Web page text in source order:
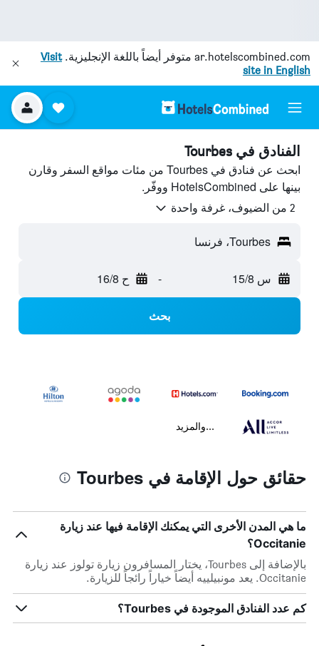
ar.hotelscombined.com متوفر أيضاً باللغة الإنجليزية.Visit
site in English
الفنادق في Tourbes
ابحث عن فنادق في Tourbes من مئات مواقع السفر وقارن
بينها على HotelsCombined ووفّر.
2 من الضيوف، غرفة واحدة
Tourbes، فرنسا
س 15/8 - ح 16/8
بحث
...والمزيد
حقائق حول الإقامة في Tourbes
ما هي المدن الأخرى التي يمكنك الإقامة فيها عند زيارة
Occitanie؟
بالإضافة إلى Tourbes، يختار المسافرون زيارة تولوز عند زيارة
Occitanie. يعد مونبيلييه أيضاً خياراً رائجاً للزيارة.
كم عدد الفنادق الموجودة في Tourbes؟